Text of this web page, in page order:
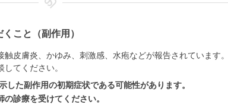
こと（副作用）
皮膚炎、かゆみ、刺激感、水疱などが報告されています
てください。
した副作用の初期症状である可能性があります。
診療を受けてください。